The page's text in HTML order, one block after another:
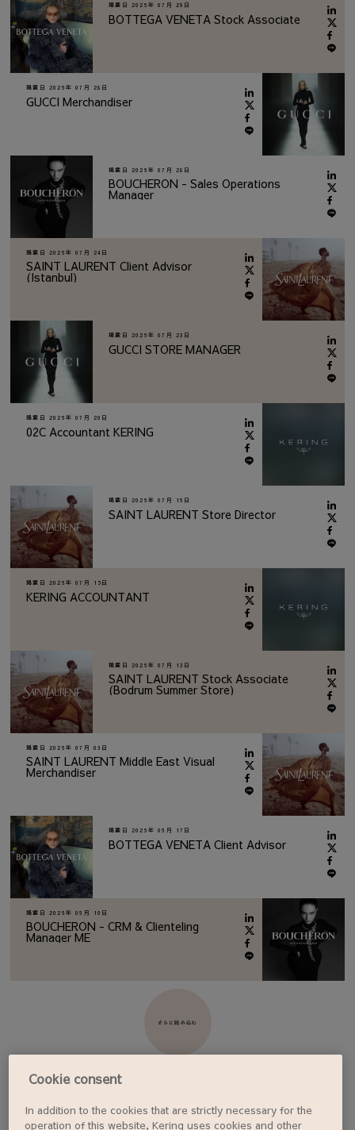
掲載日 2026年 07月 29日
BOTTEGA VENETA Stock Associate
掲載日 2026年 07月 28日
GUCCI Merchandiser
掲載日 2026年 07月 28日
BOUCHERON - Sales Operations
Manager
掲載日 2026年 07月 24日
SAINT LAURENT Client Advisor
(Istanbul)
掲載日 2026年 07月 23日
GUCCI STORE MANAGER
掲載日 2026年 07月 20日
02C Accountant KERING
掲載日 2026年 07月 16日
SAINT LAURENT Store Director
掲載日 2026年 07月 15日
KERING ACCOUNTANT
掲載日 2026年 07月 13日
SAINT LAURENT Stock Associate
(Bodrum Summer Store)
掲載日 2026年 07月 03日
SAINT LAURENT Middle East Visual
Merchandiser
掲載日 2026年 06月 17日
BOTTEGA VENETA Client Advisor
掲載日 2026年 06月 10日
BOUCHERON - CRM & Clienteling
Manager ME
さらに読み込む
ジョブアラートを設定する
Cookie consent
In addition to the cookies that are strictly necessary for the
operation of this website, Kering uses cookies and other